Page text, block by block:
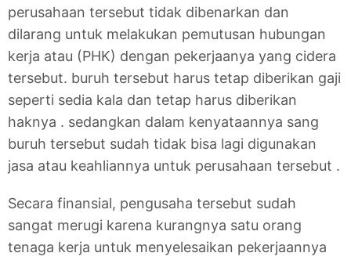
perusahaan tersebut tidak dibenarkan dan
dilarang untuk melakukan pemutusan hubungan
kerja atau (PHK) dengan pekerjaanya yang cidera
tersebut. buruh tersebut harus tetap diberikan gaji
seperti sedia kala dan tetap harus diberikan
haknya . sedangkan dalam kenyataannya sang
buruh tersebut sudah tidak bisa lagi digunakan
jasa atau keahliannya untuk perusahaan tersebut .
Secara finansial, pengusaha tersebut sudah
sangat merugi karena kurangnya satu orang
tenaga kerja untuk menyelesaikan pekerjaannya